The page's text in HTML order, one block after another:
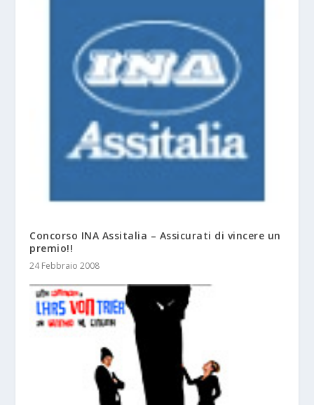
Concorso INA Assitalia – Assicurati di vincere un
premio!!
24 Febbraio 2008